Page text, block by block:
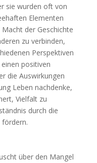
sie wurden oft von
Elementen
der Geschichte
zu verbinden,
Perspektiven
positiven
die Auswirkungen
Leben nachdenke,
Vielfalt zu
durch die
fördern.
über den Mangel